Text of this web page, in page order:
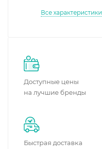
Все характеристики
Доступные цены
на лучшие бренды
Быстрая доставка